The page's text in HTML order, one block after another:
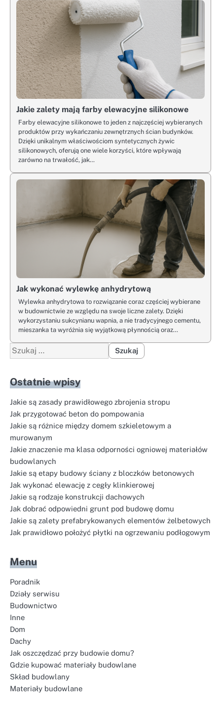
Jakie zalety mają farby elewacyjne silikonowe
Farby elewacyjne silikonowe to jeden z najczęściej wybieranych
produktów przy wykańczaniu zewnętrznych ścian budynków.
Dzięki unikalnym właściwościom syntetycznych żywic
silikonowych, oferują one wiele korzyści, które wpływają
zarówno na trwałość, jak…
Jak wykonać wylewkę anhydrytową
Wylewka anhydrytowa to rozwiązanie coraz częściej wybierane
w budownictwie ze względu na swoje liczne zalety. Dzięki
wykorzystaniu sukcynianu wapnia, a nie tradycyjnego cementu,
mieszanka ta wyróżnia się wyjątkową płynnością oraz…
Szukaj:
Ostatnie wpisy
Jakie są zasady prawidłowego zbrojenia stropu
Jak przygotować beton do pompowania
Jakie są różnice między domem szkieletowym a
murowanym
Jakie znaczenie ma klasa odporności ogniowej materiałów
budowlanych
Jakie są etapy budowy ściany z bloczków betonowych
Jak wykonać elewację z cegły klinkierowej
Jakie są rodzaje konstrukcji dachowych
Jak dobrać odpowiedni grunt pod budowę domu
Jakie są zalety prefabrykowanych elementów żelbetowych
Jak prawidłowo położyć płytki na ogrzewaniu podłogowym
Menu
Poradnik
Działy serwisu
Budownictwo
Inne
Dom
Dachy
Jak oszczędzać przy budowie domu?
Gdzie kupować materiały budowlane
Skład budowlany
Materiały budowlane